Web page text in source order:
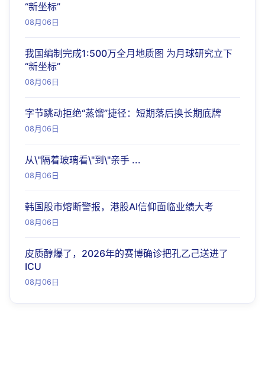
“新坐标”
08月06日
我国编制完成1:500万全月地质图 为月球研究立下
“新坐标”
08月06日
字节跳动拒绝“蒸馏”捷径：短期落后换长期底牌
08月06日
从\"隔着玻璃看\"到\"亲手 ...
08月06日
韩国股市熔断警报，港股AI信仰面临业绩大考
08月06日
皮质醇爆了，2026年的赛博确诊把孔乙己送进了
ICU
08月06日